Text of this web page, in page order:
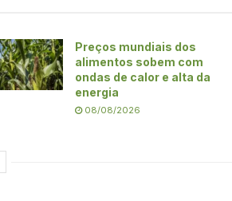
Preços mundiais dos
alimentos sobem com
ondas de calor e alta da
energia
08/08/2026